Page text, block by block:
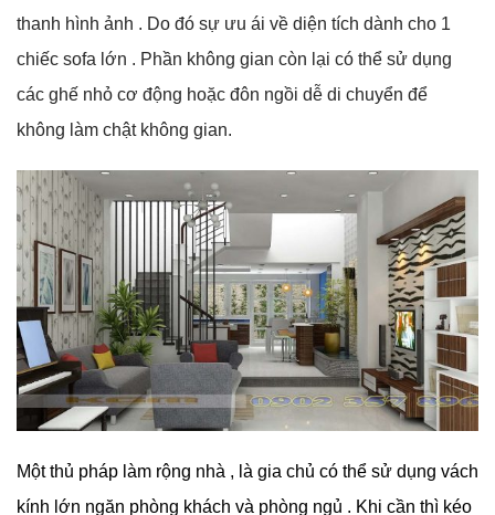
thanh hình ảnh . Do đó sự ưu ái về diện tích dành cho 1
chiếc sofa lớn . Phần không gian còn lại có thể sử dụng
các ghế nhỏ cơ động hoặc đôn ngồi dễ di chuyển để
không làm chật không gian.
Một thủ pháp làm rộng nhà , là gia chủ có thể sử dụng vách
kính lớn ngăn phòng khách và phòng ngủ . Khi cần thì kéo